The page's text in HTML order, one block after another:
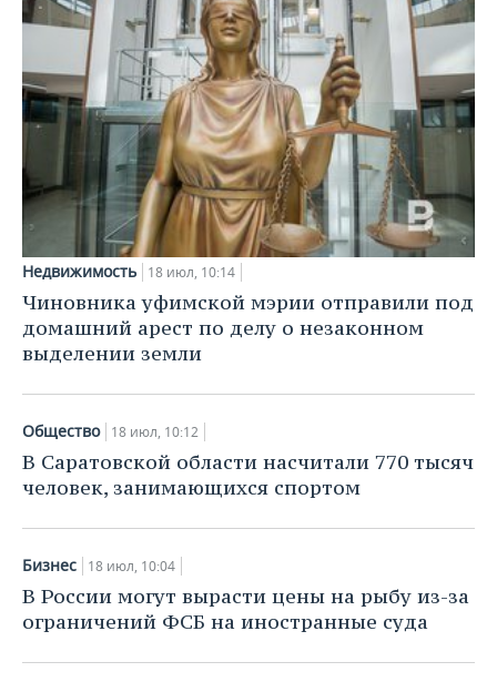
Недвижимость 18 июл, 10:14
Чиновника уфимской мэрии отправили под
домашний арест по делу о незаконном
выделении земли
Общество 18 июл, 10:12
В Саратовской области насчитали 770 тысяч
человек, занимающихся спортом
Бизнес 18 июл, 10:04
В России могут вырасти цены на рыбу из-за
ограничений ФСБ на иностранные суда